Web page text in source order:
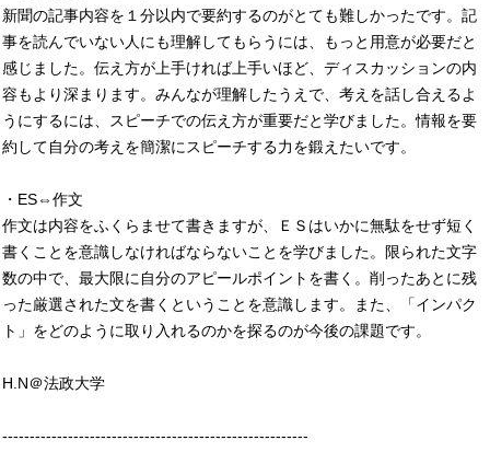
新聞の記事内容を１分以内で要約するのがとても難しかったです。記
事を読んでいない人にも理解してもらうには、もっと用意が必要だと
感じました。伝え方が上手ければ上手いほど、ディスカッションの内
容もより深まります。みんなが理解したうえで、考えを話し合えるよ
うにするには、スピーチでの伝え方が重要だと学びました。情報を要
約して自分の考えを簡潔にスピーチする力を鍛えたいです。
・ES⇔作文
作文は内容をふくらませて書きますが、ＥＳはいかに無駄をせず短く
書くことを意識しなければならないことを学びました。限られた文字
数の中で、最大限に自分のアピールポイントを書く。削ったあとに残
った厳選された文を書くということを意識します。また、「インパク
ト」をどのように取り入れるのかを探るのが今後の課題です。
H.N＠法政大学
--------------------------------------------------------